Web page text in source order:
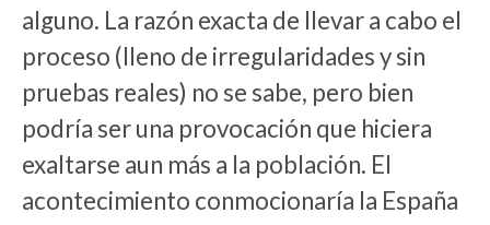
alguno. La razón exacta de llevar a cabo el
proceso (lleno de irregularidades y sin
pruebas reales) no se sabe, pero bien
podría ser una provocación que hiciera
exaltarse aun más a la población. El
acontecimiento conmocionaría la España